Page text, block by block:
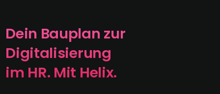
Dein Bauplan zur
Digitalisierung
im HR. Mit Helix.